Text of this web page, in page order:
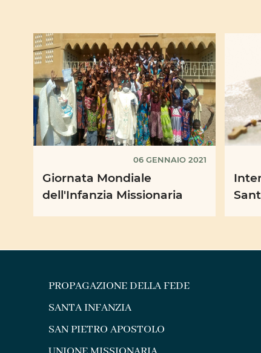
06 GENNAIO 2021
Giornata Mondiale
dell'Infanzia Missionaria
PROPAGAZIONE DELLA FEDE
SANTA INFANZIA
SAN PIETRO APOSTOLO